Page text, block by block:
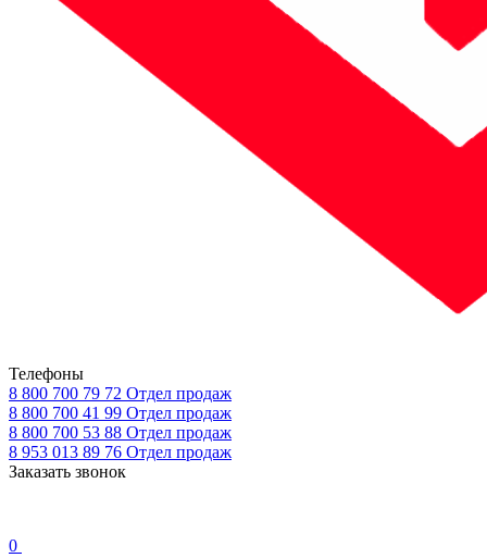
Телефоны
8 800 700 79 72 Отдел продаж
8 800 700 41 99 Отдел продаж
8 800 700 53 88 Отдел продаж
8 953 013 89 76 Отдел продаж
Заказать звонок
0